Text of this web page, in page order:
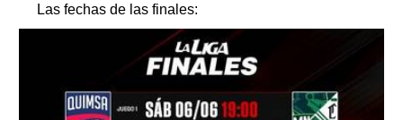
Las fechas de las finales: